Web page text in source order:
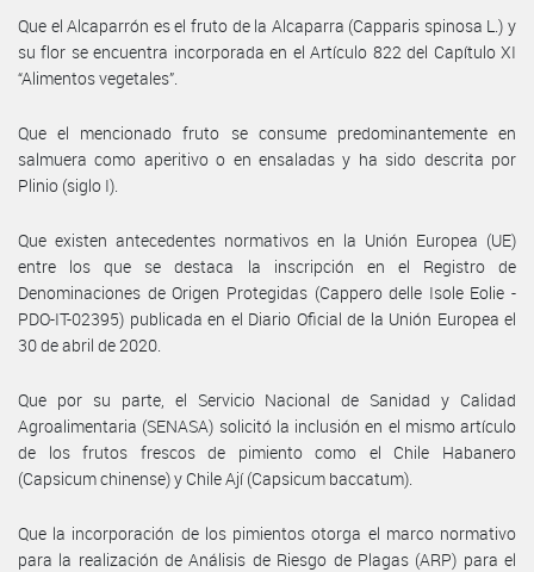
Que el Alcaparrón es el fruto de la Alcaparra (Capparis spinosa L.) y
su flor se encuentra incorporada en el Artículo 822 del Capítulo XI
“Alimentos vegetales”.
Que el mencionado fruto se consume predominantemente en
salmuera como aperitivo o en ensaladas y ha sido descrita por
Plinio (siglo I).
Que existen antecedentes normativos en la Unión Europea (UE)
entre los que se destaca la inscripción en el Registro de
Denominaciones de Origen Protegidas (Cappero delle Isole Eolie -
PDO-IT-02395) publicada en el Diario Oficial de la Unión Europea el
30 de abril de 2020.
Que por su parte, el Servicio Nacional de Sanidad y Calidad
Agroalimentaria (SENASA) solicitó la inclusión en el mismo artículo
de los frutos frescos de pimiento como el Chile Habanero
(Capsicum chinense) y Chile Ají (Capsicum baccatum).
Que la incorporación de los pimientos otorga el marco normativo
para la realización de Análisis de Riesgo de Plagas (ARP) para el